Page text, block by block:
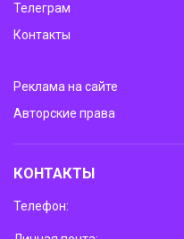
Телеграм
Контакты
Реклама на сайте
Авторские права
КОНТАКТЫ
Телефон: